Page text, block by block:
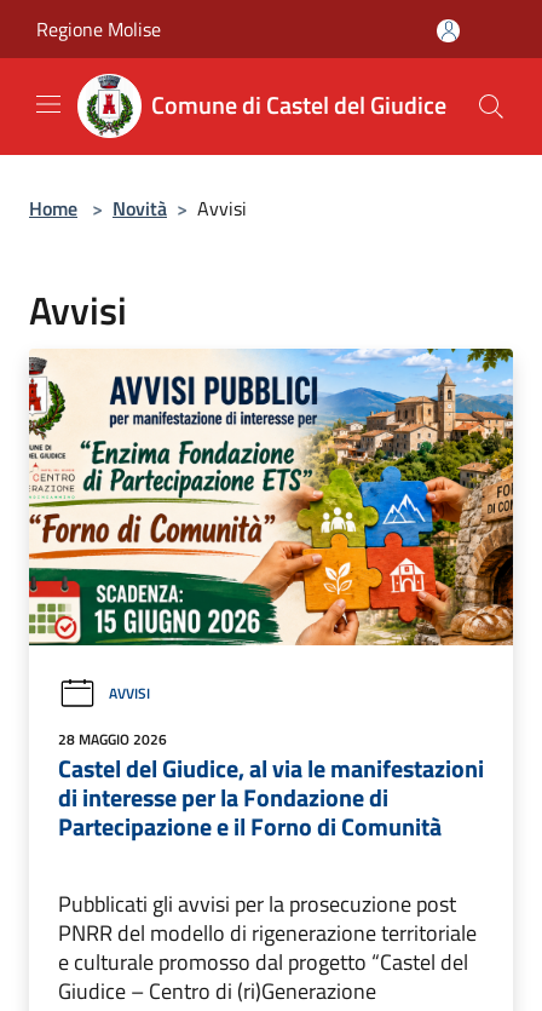
Regione Molise
Comune di Castel del Giudice
Home > Novità > Avvisi
Avvisi
AVVISI
28 MAGGIO 2026
Castel del Giudice, al via le manifestazioni
di interesse per la Fondazione di
Partecipazione e il Forno di Comunità
Pubblicati gli avvisi per la prosecuzione post
PNRR del modello di rigenerazione territoriale
e culturale promosso dal progetto “Castel del
Giudice – Centro di (ri)Generazione